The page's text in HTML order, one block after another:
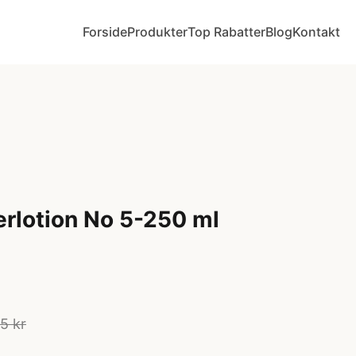
ForsideProdukterTop RabatterBlogKontakt
No 5-250 ml
kr